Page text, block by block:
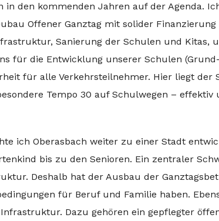
in den kommenden Jahren auf der Agenda.
Offener Ganztag mit solider Finanzierung
Sanierung der Schulen und Kitas,
für die Entwicklung unserer Schulen
für alle Verkehrsteilnehmer. Hier liegt der
Tempo 30 auf Schulwegen – effektiv
ich Oberasbach weiter zu einer Stadt
bis zu den Senioren. Ein zentraler
Deshalb hat der Ausbau der
für Beruf und Familie haben.
Dazu gehören ein gepflegter